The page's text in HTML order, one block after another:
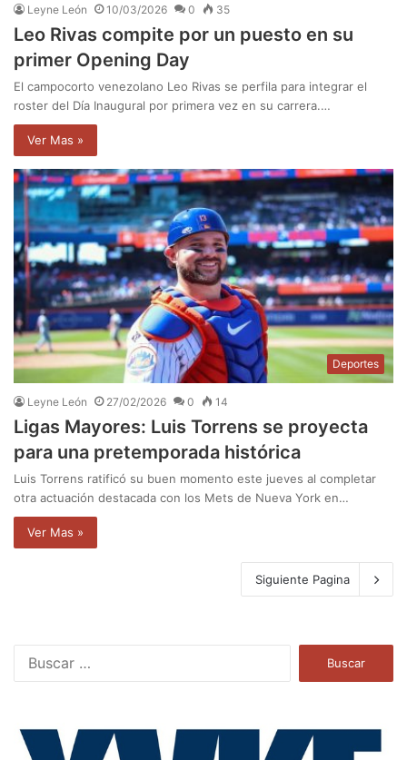
Leyne León 10/03/2026 0 35
Leo Rivas compite por un puesto en su
primer Opening Day
El campocorto venezolano Leo Rivas se perfila para integrar el
roster del Día Inaugural por primera vez en su carrera.…
Ver Mas »
Deportes
Leyne León 27/02/2026 0 14
Ligas Mayores: Luis Torrens se proyecta
para una pretemporada histórica
Luis Torrens ratificó su buen momento este jueves al completar
otra actuación destacada con los Mets de Nueva York en…
Ver Mas »
Siguiente Pagina
a